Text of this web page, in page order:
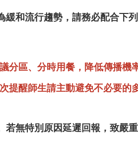
緩和流行趨勢，請務必配合下列
分區、分時用餐，降低傳播機率
提醒師生請主動避免不必要的
若無特別原因延遲回報，致嚴